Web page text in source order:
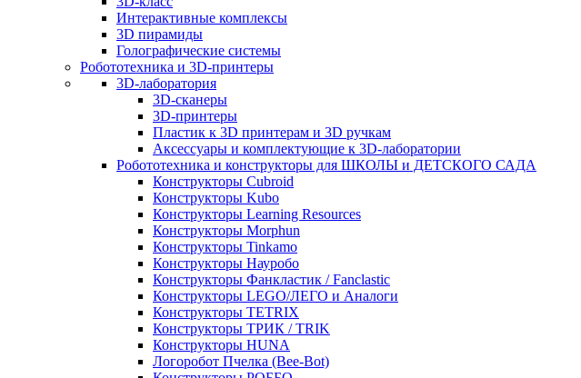
Интерактивные комплексы
3D пирамиды
Голографические системы
Робототехника и 3D-принтеры
3D-лаборатория
3D-сканеры
3D-принтеры
Пластик к 3D принтерам и 3D ручкам
Аксессуары и комплектующие к 3D-лаборатории
Робототехника и конструкторы для ШКОЛЫ и ДЕТСКОГО САДА
Конструкторы Cubroid
Конструкторы Kubo
Конструкторы Learning Resources
Конструкторы Morphun
Конструкторы Tinkamo
Конструкторы Науробо
Конструкторы Фанкластик / Fanclastic
Конструкторы LEGO/ЛЕГО и Аналоги
Конструкторы TETRIX
Конструкторы ТРИК / TRIK
Конструкторы HUNA
Логоробот Пчелка (Bee-Bot)